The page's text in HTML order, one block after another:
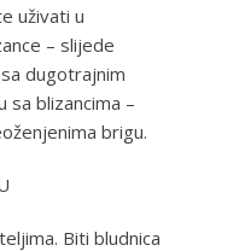
uživati u
– slijede
dugotrajnim
sa blizancima –
brigu.
Biti bludnica